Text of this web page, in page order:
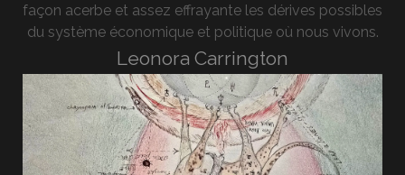
façon acerbe et assez effrayante les dérives possibles
du système économique et politique où nous vivons.
Leonora Carrington